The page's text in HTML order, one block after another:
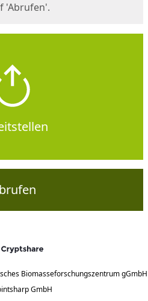
'Abrufen'.
Biomasseforschungszentrum gGmbH
GmbH